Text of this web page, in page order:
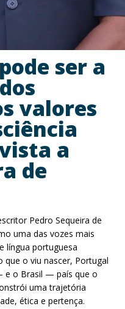
ser a
valores
a
de
Pedro Sequeira de
uma das vozes mais
língua portuguesa
que o viu nascer, Portugal
e o Brasil — país que o
uma trajetória
ética e pertença.